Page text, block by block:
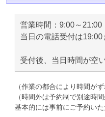
営業時間：9:00～
当日の電話受付は19:00
受付後、当日時間が空
（作業の都合により時間が
（時間外は予約制で別途時
基本的には事前にご予約い